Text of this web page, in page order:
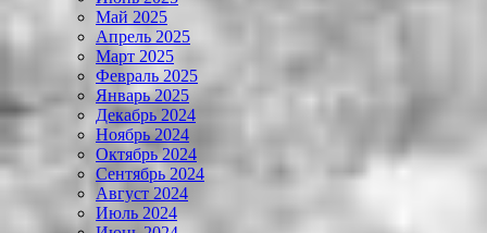
Май 2025
Апрель 2025
Март 2025
Февраль 2025
Январь 2025
Декабрь 2024
Ноябрь 2024
Октябрь 2024
Сентябрь 2024
Август 2024
Июль 2024